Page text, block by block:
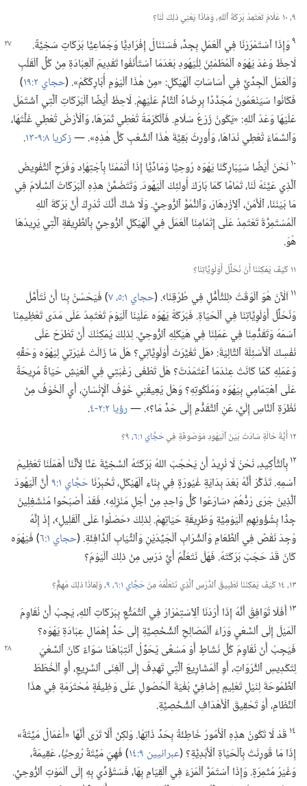
٩،‏ ١٠ عَلَامَ تَعْتَمِدُ بَرَكَةُ ٱللهِ،‏ وَمَاذَا يَعْنِي ذلِكَ لَنَا؟‏
٩وَإِذَا ٱسْتَمْرَرْنَا فِي ٱلْعَمَلِ بِجِدٍّ،‏ فَسَنَنَالُ إِفْرَادِيًّا وَجَمَاعِيًّا بَرَكَاتٍ سَخِيَّةً.‏
لَاحِظْ وَعْدَ يَهْوَه ٱلْمُطَمْئِنَ لِلْيَهُودِ بَعْدَمَا ٱسْتَأْنَفُوا تَقْدِيمَ ٱلْعِبَادَةِ مِنْ كُلِّ ٱلْقَلْبِ
وَٱلْعَمَلَ ٱلْجِدِّيَّ فِي أَسَاسَاتِ ٱلْهَيْكَلِ:‏ «مِنْ هٰذَا ٱلْيَوْمِ أُبَارِكُكُمْ».‏ (‏حجاي ٢:‏١٩
‏)‏
فَكَانُوا سَيَنْعَمُونَ مُجَدَّدًا بِرِضَاهُ ٱلتَّامِّ عَلَيْهِمْ.‏ لَاحِظْ أَيْضًا ٱلْبَرَكَاتِ ٱلَّتِي ٱشْتَمَلَ
عَلَيْهَا وَعْدُ ٱللهِ:‏ «يَكُونُ زَرْعُ سَلَامٍ.‏ فَٱلْكَرْمَةُ تُعْطِي ثَمَرَهَا،‏ وَٱلْأَرْضُ تُعْطِي غَلَّتَهَا،‏
وَٱلسَّمَاءُ تُعْطِي نَدَاهَا،‏ وَأُورِثُ بَقِيَّةَ هٰذَا ٱلشَّعْبِ كُلَّ هٰذِهِ».‏ —‏زكريا ٨:‏٩-‏١٣ ‏.‏
١٠نَحْنُ أَيْضًا سَيُبَارِكُنَا يَهْوَه رُوحِيًّا وَمَادِّيًّا إِذَا أَتْمَمْنَا بِٱجْتِهَاٍد وَفَرَحٍ ٱلتَّفْوِيضَ
ٱلَّذِي عَيَّنَهُ لَنَا،‏ تَمَامًا كَمَا بَارَكَ أُولئِكَ ٱلْيَهُودَ.‏ وَتَتَضَمَّنُ هذِهِ ٱلْبَرَكَاتُ ٱلسَّلَامَ فِي
مَا بَيْنَنَا،‏ ٱلْأَمْنَ،‏ ٱلِٱزْدِهَارَ،‏ وَٱلنُّمُوَّ ٱلرُّوحِيَّ.‏ وَلَا شَكَّ أَنَّكَ تُدْرِكُ أَنَّ بَرَكَةَ ٱللهِ
ٱلْمُسْتَمِرَّةَ تَعْتَمِدُ عَلَى إِتْمَامِنَا ٱلْعَمَلَ فِي ٱلْهَيْكَلِ ٱلرُّوحِيِّ بِٱلطَّرِيقَةِ ٱلَّتِي يُرِيدُهَا
هُوَ.‏
١١ كَيْفَ يُمْكِنُنَا أَنْ نُحَلِّلَ أَوْلَوِيَّاتِنَا؟‏
١١اَلْآنَ هُوَ ٱلْوَقْتُ ‹لِلتَّأَمُّلِ فِي طُرُقِنَا›.‏ (‏حجاي ١:‏٥،‏
‏)‏ فَيَحْسُنُ بِنَا أَنْ نَتَأَمَّلَ
وَنُحَلِّلَ أَوْلَوِيَّاتِنَا فِي ٱلْحَيَاةِ.‏ فَبَرَكَةُ يَهْوَه عَلَيْنَا ٱلْيَوْمَ تَعْتَمِدُ عَلَى مَدَى تَعْظِيمِنَا
ٱسْمَهُ وَتَقَدُّمِنَا فِي عَمَلِنَا فِي هَيْكَلِهِ ٱلرُّوحِيِّ.‏ لِذلِكَ يُمْكِنُكَ أَنْ تَطْرَحَ عَلَى
نَفْسِكَ ٱلْأَسْئِلَةَ ٱلتَّالِيَةَ:‏ ‹هَلْ تَغَيَّرَتْ أَوْلَوِيَّاتِي؟‏ هَلْ مَا زَالَتْ غَيْرَتِي لِيَهْوَه وَحَقِّهِ
وَعَمَلِهِ كَمَا كَانَتْ عِنْدَمَا ٱعْتَمَدْتُ؟‏ هَلْ تَطْغَى رَغْبَتِي فِي ٱلْعَيْشِ حَيَاةً مُرِيحَةً
عَلَى ٱهْتِمَامِي بِيَهْوَه وَمَلَكُوتِهِ؟‏ وَهَلْ يُعِيقُنِي خَوْفُ ٱلْإِنْسَانِ،‏ أَيِ ٱلْخَوْفُ مِنْ
نَظْرَةِ ٱلنَّاسِ إِلَيَّ،‏ عَنِ ٱلتَّقَدُّمِ إِلَى حَدٍّ مَا؟‏›.‏ —‏رؤيا ٢:‏٢-‏٤ ‏.‏
١٢ أَيَّةُ حَالَةٍ سَادَتْ بَيْنَ ٱلْيَهُودِ مَوْصُوفَةٍ فِي حَجَّاي ١:‏٦،‏
‏؟‏
١٢بِٱلتَّأْكِيدِ،‏ نَحْنُ لَا نُرِيدُ أَنْ يَحْجُبَ اللهُ بَرَكَتَهُ ٱلسَّخِيَّةَ عَنَّا لِأَنَّنَا أَهْمَلْنَا تَعْظِيمَ
ٱسْمِهِ.‏ تَذَكَّرْ أَنَّهُ بَعْدَ بِدَايَةٍ غَيُورَةٍ فِي بِنَاءِ ٱلْهَيْكَلِ،‏ تُخْبِرُنَاحَجَّاي ١:‏٩
أَنَّ ٱلْيَهُودَ
ٱلَّذِينَ جَرَى رَدُّهُمْ ‹سَارَعُوا كُلُّ وَاحِدٍ مِنْ أَجْلِ مَنْزِلِهِ›.‏ فَقَدْ أَصْبَحُوا مُنْشَغِلِينَ
جِدًّا بِشُؤُونِهِمِ ٱلْيَوْمِيَّةِ وَطَرِيقَةِ حَيَاتِهِمْ.‏ لِذلِكَ ‹حَصَلُوا عَلَى ٱلْقَلِيلِ›،‏ إِذْ إِنَّهُ
وُجِدَ نَقْصٌ فِي ٱلطَّعَامِ وَٱلشَّرَابِ ٱلْجَيِّدَيْنِ وَٱلثِّيَابِ ٱلدَّافِئَةِ.‏ (‏حجاي ١:‏٦
‏)‏ فَيَهْوَه
كَانَ قَدْ حَجَبَ بَرَكَتَهُ.‏ فَهَلْ نَتَعَلَّمُ أَيَّ دَرْسٍ مِنْ ذلِكَ ٱلْيَوْمَ؟‏
١٣،‏ ١٤ كَيْفَ يُمْكِنُنَا تَطْبِيقُ ٱلدَّرْسِ ٱلَّذِي نَتَعَلَّمُهُ مِنْ حَجَّاي ١:‏٦،‏
‏،‏ وَلِمَاذَا ذلِكَ مُهِمٌّ؟‏
١٣ أَفَلَا تُوَافِقُ أَنَّهُ إِذَا أَرَدْنَا ٱلِٱسْتِمْرَارَ فِي ٱلتَّمَتُّعِ بِبَرَكَاتِ ٱللهِ،‏ يَجِبُ أَنْ نُقَاوِمَ
ٱلْمَيْلَ إِلَى ٱلسَّعْيِ وَرَاءَ ٱلْمَصَالِحِ ٱلشَّخْصِيَّةِ إِلَى حَدِّ إِهْمَالِ عِبَادَةِ يَهْوَه؟‏
فَيَجِبُ أَنْ نُقَاوِمَ كُلَّ نَشَاطٍ أَوْ مَسْعًى يُحَوِّلُ ٱنْتِبَاهَنَا سَوَاءٌ كَانَٱلسَّعْيَ
لِتَكْدِيسِ ٱلثَّرَوَاتِ،‏ أَوِ ٱلْمَشَارِيعَ ٱلَّتِي تَهدِفُ إِلَى ٱلْغِنَى ٱلسَّرِيعِ،‏ أَوِ ٱلْخُطَطَ
ٱلطَّمُوحَةَ لِنَيْلِ تَعْلِيمٍ إِضَافِيٍّ بُغْيَةَ ٱلْحُصُولِ عَلَى وَظِيفَةٍ مُحْتَرَمَةٍ فِي هذَا
ٱلنِّظَامِ،‏ أَوْ تَحْقِيقَ ٱلْأَهْدَافِ ٱلشَّخْصِيَّةِ.‏
١٤ قَدْ لَا تَكُونُ هذِهِ ٱلْأُمُورُ خَاطِئَةً بِحَدِّ ذَاتِهَا.‏ وَلكِنْ أَلَا تَرَى أَنَّهَا «أَعْمَالٌ مَيِّتَةٌ»
إِذَا مَا قُورِنَتْ بِٱلْحَيَاةِ ٱلْأَبَدِيَّةِ؟‏ (‏عبرانيين ٩:‏١٤ ‏)‏ فَهِيَ مَيِّتَةٌرُوحِيًّا،‏عَقِيمَةٌ،‏
وَغَيْرُ مُثْمِرَةٍ.‏ وَإِذَا ٱسْتَمَرَّ ٱلْمَرْءُ فِي ٱلْقِيَامِ بِهَا،‏ فَسَتُؤَدِّي بِهِ إِلَى ٱلْمَوْتِ ٱلرُّوحِيِّ.‏